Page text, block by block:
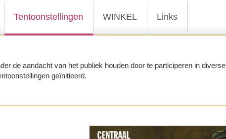
Tentoonstellingen WINKEL Links
de aandacht van het publiek houden door te participeren in diverse
geïnitieerd.